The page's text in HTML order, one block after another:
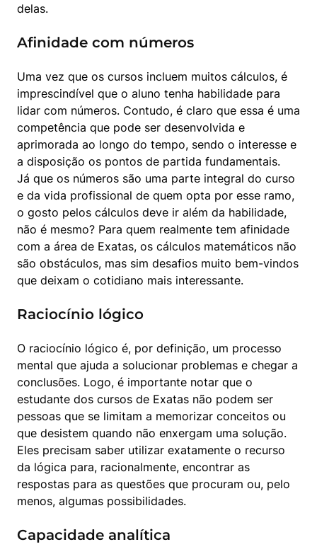
delas.
Afinidade com números
Uma vez que os cursos incluem muitos cálculos, é
imprescindível que o aluno tenha habilidade para
lidar com números. Contudo, é claro que essa é uma
competência que pode ser desenvolvida e
aprimorada ao longo do tempo, sendo o interesse e
a disposição os pontos de partida fundamentais.
Já que os números são uma parte integral do curso
e da vida profissional de quem opta por esse ramo,
o gosto pelos cálculos deve ir além da habilidade,
não é mesmo? Para quem realmente tem afinidade
com a área de Exatas, os cálculos matemáticos não
são obstáculos, mas sim desafios muito bem-vindos
que deixam o cotidiano mais interessante.
Raciocínio lógico
O raciocínio lógico é, por definição, um processo
mental que ajuda a solucionar problemas e chegar a
conclusões. Logo, é importante notar que o
estudante dos cursos de Exatas não podem ser
pessoas que se limitam a memorizar conceitos ou
que desistem quando não enxergam uma solução.
Eles precisam saber utilizar exatamente o recurso
da lógica para, racionalmente, encontrar as
respostas para as questões que procuram ou, pelo
menos, algumas possibilidades.
Capacidade analítica